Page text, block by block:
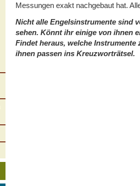
Messungen exakt nachgebaut hat.
Nicht alle Engelsinstrumente sind
sehen. Könnt ihr einige von ihnen
Findet heraus, welche
ihnen passen ins Kreuzworträtsel.